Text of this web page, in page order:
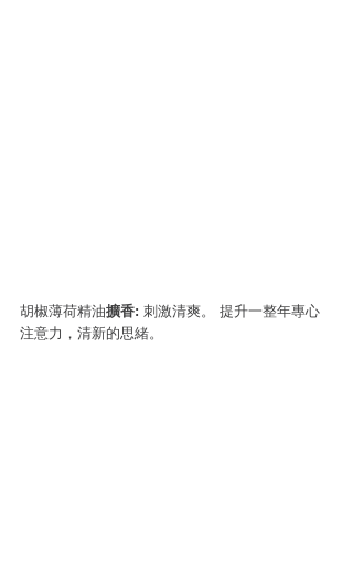
胡椒薄荷精油擴香: 刺激清爽。 提升一整年專心
注意力，清新的思緒。